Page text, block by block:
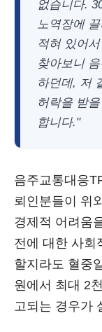
없습니다.
노역장에
적혀 있어
찾아보니
하던데, 저
허락을 받
합니다."
음주교통대응
뢰인분들이 위
경제적 어려움
전에 대한 사회
할지라도 혈중
원에서 최대 2
고되는 경우가